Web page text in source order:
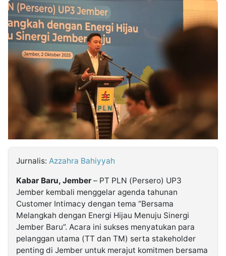
Partner
Insight
NTB
Suara
Time
Lens
IDN
Daily
Jogja
Jalan
Rakyat
Idealita
News
Kita
Notice
Radar
Baru
Seedbacklink
Follow
2026
Jurnalis: Azzahra Bahiyyah
Kabar Baru, Jember – PT PLN (Persero) UP3
Jember kembali menggelar agenda tahunan
Customer Intimacy dengan tema “Bersama
Melangkah dengan Energi Hijau Menuju Sinergi
Jember Baru”. Acara ini sukses menyatukan para
pelanggan utama (TT dan TM) serta stakeholder
penting di Jember untuk merajut komitmen bersama